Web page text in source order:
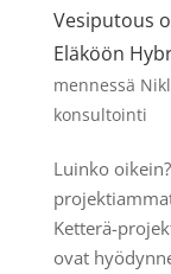
Vesiputous
Eläköön
mennessä
konsultointi
Luinko
Ketterä-
ovat